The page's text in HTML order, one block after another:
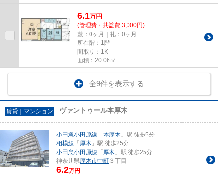
6.1万円
(管理費・共益費 3,000円)
敷：0ヶ月｜礼：0ヶ月
所在階：1階
間取り：1K
面積：20.06㎡
全9件を表示する
賃貸｜マンション ヴァントゥール本厚木
小田急小田原線 「本厚木 」駅 徒歩5分
相模線 「厚木 」駅 徒歩25分
小田急小田原線 「厚木 」駅 徒歩25分
神奈川県厚木市中町 ３丁目
6.2万円